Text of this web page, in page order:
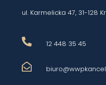
ul. Karmelicka 47, 31-128
12 448 35 45